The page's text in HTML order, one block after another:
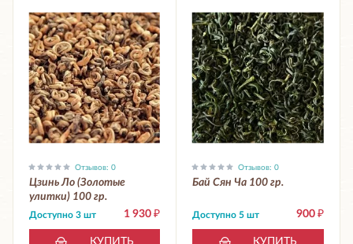
Отзывов: 0
Цзинь Ло (Золотые
улитки) 100 гр.
1 930 ₽
Доступно 3 шт
КУПИТЬ
Отзывов: 0
Бай Сян Ча 100 гр.
900 ₽
Доступно 5 шт
КУПИТЬ